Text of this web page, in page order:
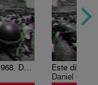
Este día en 1968. Del 15 al 21 de octubre
Daniel Cazés